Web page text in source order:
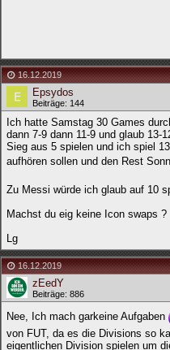
16.12.2019
Epsydos
Beiträge: 144
Ich hatte Samstag 30 Games
dann 7-9 dann 11-9 und glaub 13-
Sieg aus 5 spielen und ich spiel
aufhören sollen und den Rest
Zu Messi würde ich glaub auf 10
Machst du eig keine Icon swaps ?
Lg
16.12.2019
zEedY
Beiträge: 886
Nee, Ich mach garkeine Aufgaben
von FUT, da es die Divisions so
eigentlichen Division spielen um